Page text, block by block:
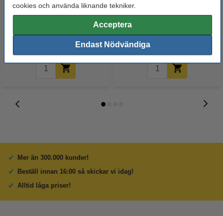
cookies och använda liknande tekniker.
Acceptera
Endast Nödvändiga
Canon 045H svart toner hög
kapacitet (original)
Canon 045H cyan toner hög
kapacitet (original)
Mer än 300.000 kunder!
Beställ innan 16:00 så skickar vi idag!
Alltid låga priser!